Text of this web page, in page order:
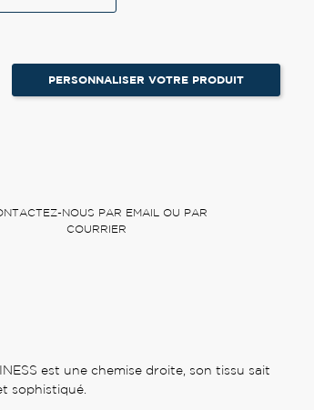
PERSONNALISER VOTRE PRODUIT
NOUS PAR EMAIL OU PAR
COURRIER
est une chemise droite, son tissu sait
sophistiqué.